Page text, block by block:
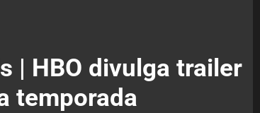
| HBO divulga trailer
temporada